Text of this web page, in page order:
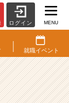
ログイン MENU
就職イベント